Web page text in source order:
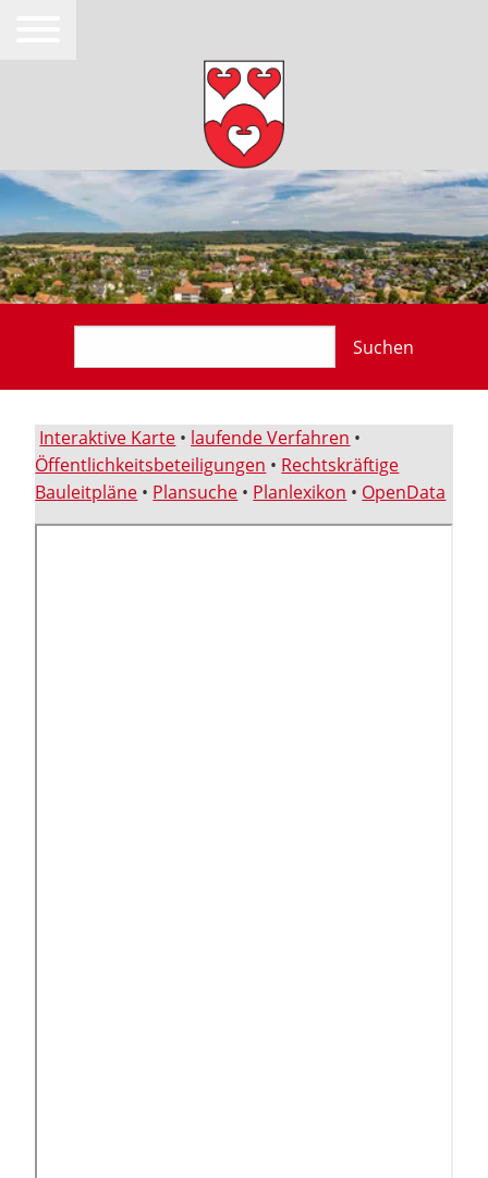
Suchen
Interaktive Karte • laufende Verfahren •
Öffentlichkeitsbeteiligungen • Rechtskräftige
Bauleitpläne • Plansuche • Planlexikon • OpenData